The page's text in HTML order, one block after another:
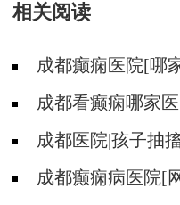
相关阅读
成都癫痫医院[哪
吗?成都看癫痫哪家
痫发作时要做什么?
成都医院|孩子抽
吗?成都癫痫病医院[